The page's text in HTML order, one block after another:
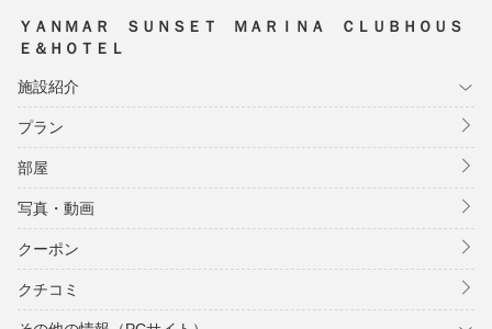
ＹＡＮＭＡＲ ＳＵＮＳＥＴ ＭＡＲＩＮＡ ＣＬＵＢＨＯＵＳ
Ｅ＆ＨＯＴＥＬ
施設紹介
プラン
部屋
写真・動画
クーポン
クチコミ